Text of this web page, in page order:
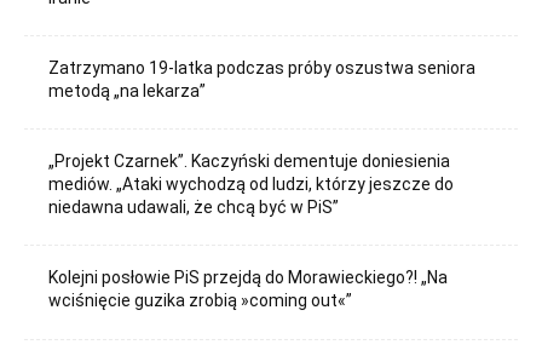
Zatrzymano 19-latka podczas próby oszustwa seniora
metodą „na lekarza”
„Projekt Czarnek”. Kaczyński dementuje doniesienia
mediów. „Ataki wychodzą od ludzi, którzy jeszcze do
niedawna udawali, że chcą być w PiS”
Kolejni posłowie PiS przejdą do Morawieckiego?! „Na
wciśnięcie guzika zrobią »coming out«”